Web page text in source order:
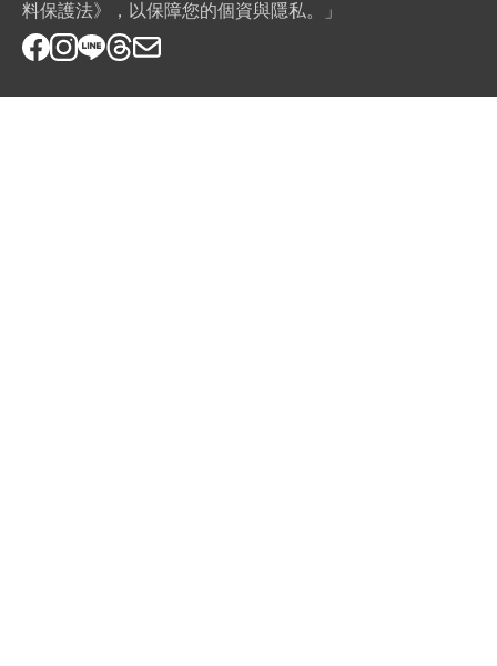
料保護法》，以保障您的個資與隱私。」